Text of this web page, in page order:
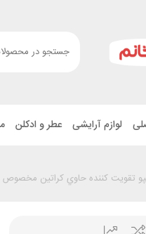
لوازم آرایشی عطر و ادکلن
تقويت کننده حاوي کراتين